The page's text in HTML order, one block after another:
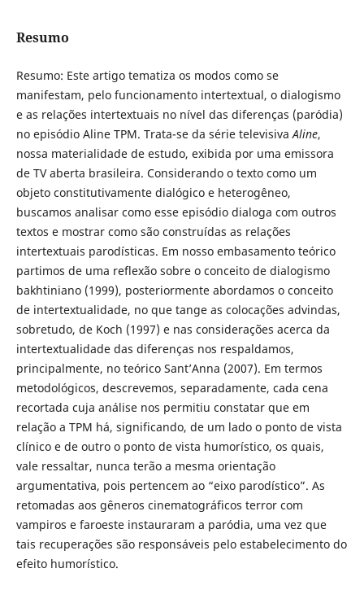
Resumo
Resumo: Este artigo tematiza os modos como se
manifestam, pelo funcionamento intertextual, o dialogismo
e as relações intertextuais no nível das diferenças (paródia)
no episódio Aline TPM. Trata-se da série televisivaAline,
nossa materialidade de estudo, exibida por uma emissora
de TV aberta brasileira. Considerando o texto como um
objeto constitutivamente dialógico e heterogêneo,
buscamos analisar como esse episódio dialoga com outros
textos e mostrar como são construídas as relações
intertextuais parodísticas. Em nosso embasamento teórico
partimos de uma reflexão sobre o conceito de dialogismo
bakhtiniano (1999), posteriormente abordamos o conceito
de intertextualidade, no que tange as colocações advindas,
sobretudo, de Koch (1997) e nas considerações acerca da
intertextualidade das diferenças nos respaldamos,
principalmente, no teórico Sant’Anna (2007). Em termos
metodológicos, descrevemos, separadamente, cada cena
recortada cuja análise nos permitiu constatar que em
relação a TPM há, significando, de um lado o ponto de vista
clínico e de outro o ponto de vista humorístico, os quais,
vale ressaltar, nunca terão a mesma orientação
argumentativa, pois pertencem ao “eixo parodístico”. As
retomadas aos gêneros cinematográficos terror com
vampiros e faroeste instauraram a paródia, uma vez que
tais recuperações são responsáveis pelo estabelecimento do
efeito humorístico.